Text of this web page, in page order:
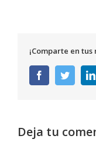
¡Comparte en tus
FacebookTwitter
Deja tu